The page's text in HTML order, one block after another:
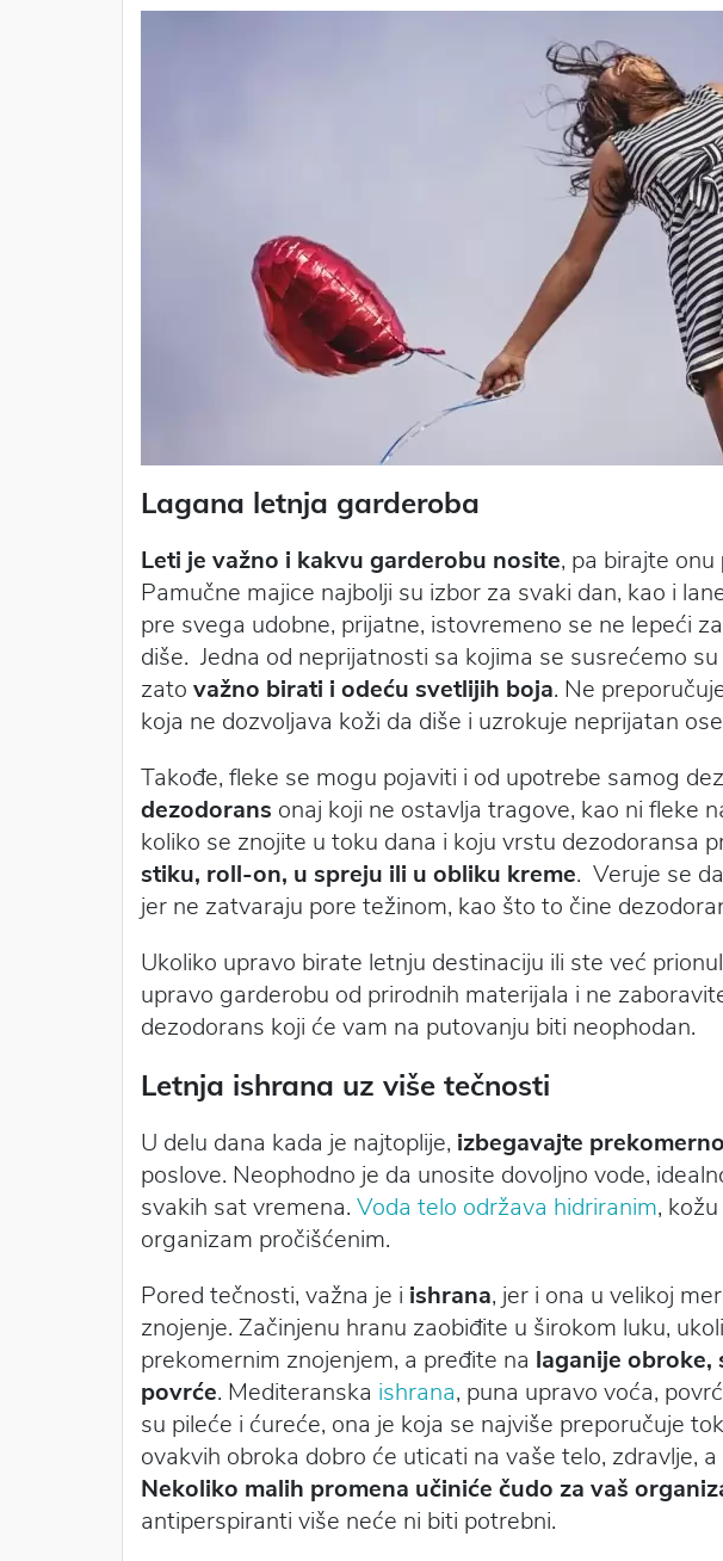
Lagana letnja garderoba
Leti je važno i kakvu garderobu nosite, pa birajte onu
Pamučne majice najbolji su izbor za svaki dan, kao i
pre svega udobne, prijatne, istovremeno se ne lepeći
diše. Jedna od neprijatnosti sa kojima se susrećemo
zato važno birati i odeću svetlijih boja. Ne
koja ne dozvoljava koži da diše i uzrokuje neprijatan
Takođe, fleke se mogu pojaviti i od upotrebe samog
dezodorans onaj koji ne ostavlja tragove, kao ni fleke
koliko se znojite u toku dana i koju vrstu dezodoransa
stiku, roll-on, u spreju ili u obliku kreme. Veruje se
jer ne zatvaraju pore težinom, kao što to čine
Ukoliko upravo birate letnju destinaciju ili ste već
upravo garderobu od prirodnih materijala i ne
dezodorans koji će vam na putovanju biti neophodan.
Letnja ishrana uz više tečnosti
U delu dana kada je najtoplije, izbegavajte
poslove. Neophodno je da unosite dovoljno vode,
svakih sat vremena. Voda telo održava hidriranim,
organizam pročišćenim.
Pored tečnosti, važna je i ishrana, jer i ona u velikoj
znojenje. Začinjenu hranu zaobiđite u širokom luku,
prekomernim znojenjem, a pređite na laganije obroke,
povrće. Mediteranska ishrana, puna upravo voća,
su pileće i ćureće, ona je koja se najviše preporučuje
ovakvih obroka dobro će uticati na vaše telo, zdravlje,
Nekoliko malih promena učiniće čudo za vaš
antiperspiranti više neće ni biti potrebni.